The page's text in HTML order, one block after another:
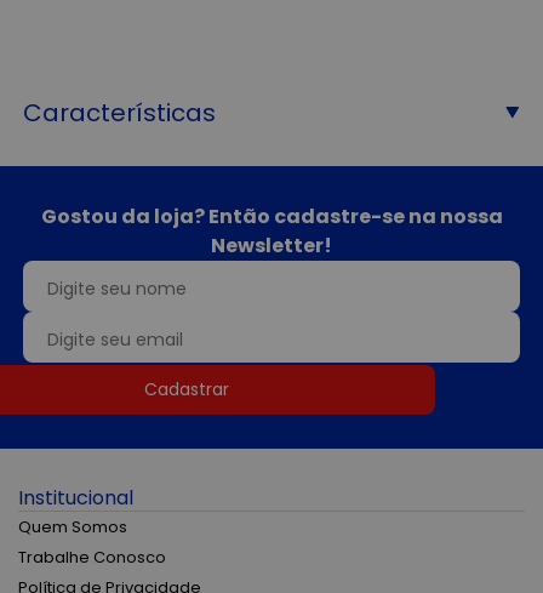
Características
Gostou da loja? Então cadastre-se na nossa
Newsletter!
Cadastrar
Institucional
Quem Somos
Trabalhe Conosco
Política de Privacidade